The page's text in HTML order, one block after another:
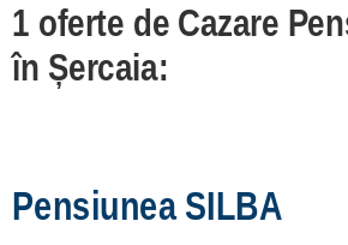
1 oferte de Cazare
în Șercaia:
Pensiunea SILBA
[1 oferte la 32.9 km]
Înscrie o unitate de
termeni și condiții